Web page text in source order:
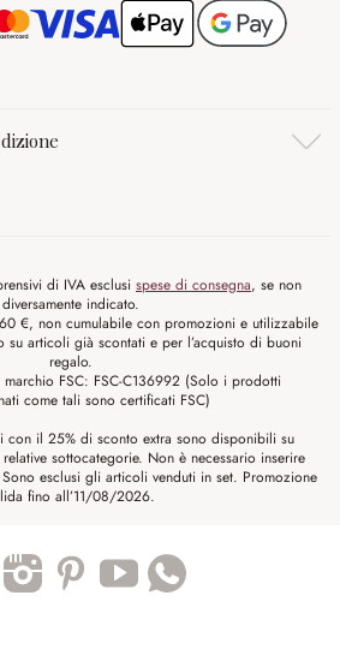
bancario
di IVA esclusi spese di consegna, se non
diversamente indicato.
€, non cumulabile con promozioni e utilizzabile
su articoli già scontati e per l’acquisto di buoni
regalo.
FSC: FSC-C136992 (Solo i prodotti
come tali sono certificati FSC)
con il 25% di sconto extra sono disponibili su
sottocategorie. Non è necessario inserire
esclusi gli articoli venduti in set. Promozione
fino all’11/08/2026.